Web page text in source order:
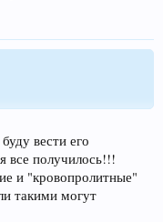
вести его
все получилось!!!
и "кровопролитные"
такими могут